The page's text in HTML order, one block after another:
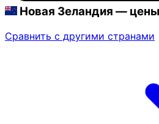
Новая Зеландия —
Сравнить с другими странами